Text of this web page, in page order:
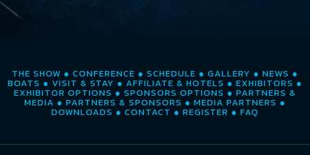
THE SHOW ● CONFERENCE ● SCHEDULE ● GALLERY ● NEWS ●
BOATS ● VISIT & STAY ● AFFILIATE & HOTELS ● EXHIBITORS ●
EXHIBITOR OPTIONS ● SPONSORS OPTIONS ● PARTNERS &
MEDIA ● PARTNERS & SPONSORS ● MEDIA PARTNERS ●
DOWNLOADS ● CONTACT ● REGISTER ● FAQ